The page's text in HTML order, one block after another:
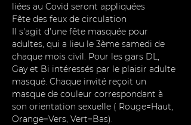
liées au Covid seront appliquées
Fête des feux de circulation
Il s'agit d'une fête masquée pour
adultes, qui a lieu le 3ème samedi de
chaque mois civil. Pour les gars DL,
Gay et Bi intéressés par le plaisir adulte
masqué. Chaque invité reçoit un
masque de couleur correspondant à
son orientation sexuelle ( Rouge=Haut,
Orange=Vers, Vert=Bas).